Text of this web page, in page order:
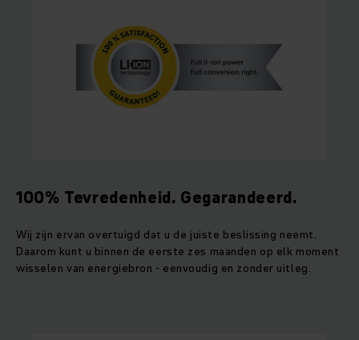
100% Tevredenheid. Gegarandeerd.
Wij zijn ervan overtuigd dat u de juiste beslissing neemt.
Daarom kunt u binnen de eerste zes maanden op elk moment
wisselen van energiebron - eenvoudig en zonder uitleg.